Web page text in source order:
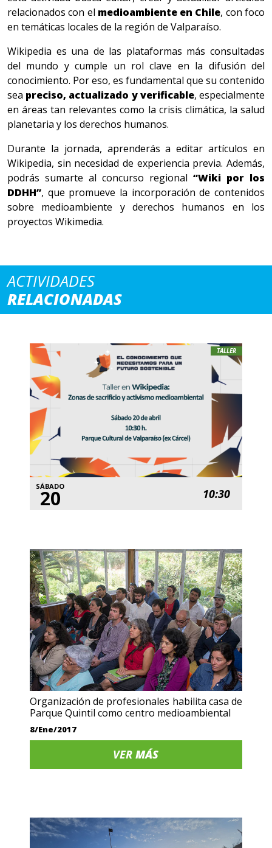
relacionados con el medioambiente en Chile, con foco
en temáticas locales de la región de Valparaíso.
Wikipedia es una de las plataformas más consultadas
del mundo y cumple un rol clave en la difusión del
conocimiento. Por eso, es fundamental que su contenido
sea preciso, actualizado y verificable, especialmente
en áreas tan relevantes como la crisis climática, la salud
planetaria y los derechos humanos.
Durante la jornada, aprenderás a editar artículos en
Wikipedia, sin necesidad de experiencia previa. Además,
podrás sumarte al concurso regional “Wiki por los
DDHH”, que promueve la incorporación de contenidos
sobre medioambiente y derechos humanos en los
proyectos Wikimedia.
ACTIVIDADES
RELACIONADAS
TALLER
SÁBADO
20 10:30
Organización de profesionales habilita casa de
Parque Quintil como centro medioambiental
8/Ene/2017
VERMÁS